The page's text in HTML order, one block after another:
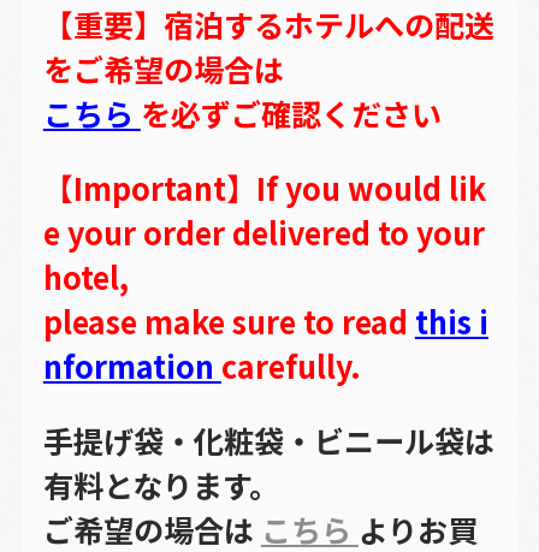
【重要】宿泊するホテルへの配送
をご希望の場合は
こちら を必ずご確認ください
【Important】If you would lik
e your order delivered to your
hotel,
please make sure to read this i
nformation carefully.
手提げ袋・化粧袋・ビニール袋は
有料となります。
ご希望の場合は こちら よりお買